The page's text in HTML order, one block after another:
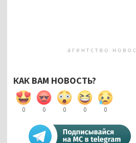
КАК ВАМ НОВОСТЬ?
0 0 0 0 0